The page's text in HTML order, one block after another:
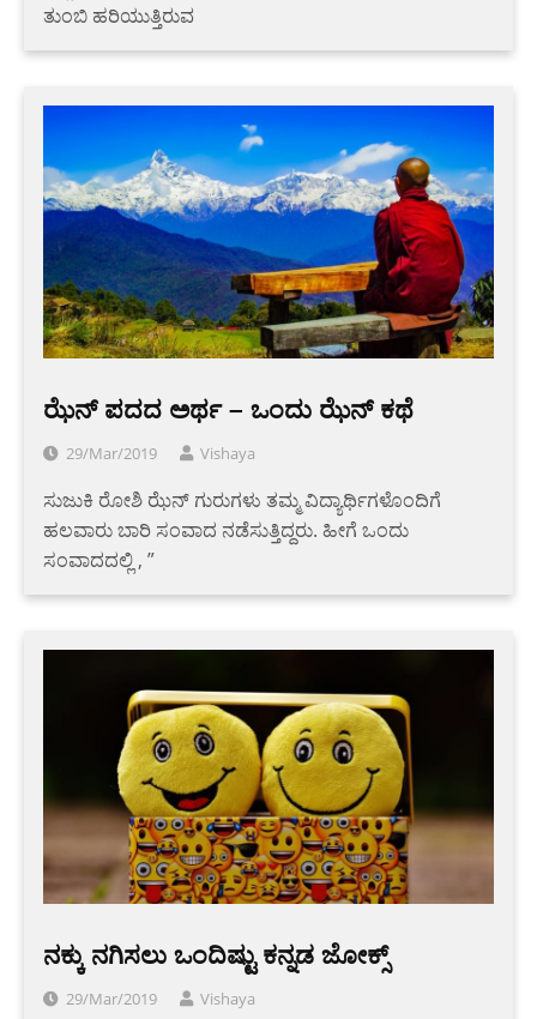
ತುಂಬಿ ಹರಿಯುತ್ತಿರುವ
ಝೆನ್ ಪದದ ಅರ್ಥ – ಒಂದು ಝೆನ್ ಕಥೆ
29/Mar/2019 Vishaya
ಸುಜುಕಿ ರೋಶಿ ಝೆನ್ ಗುರುಗಳು ತಮ್ಮ ವಿದ್ಯಾರ್ಥಿಗಳೊಂದಿಗೆ
ಹಲವಾರು ಬಾರಿ ಸಂವಾದ ನಡೆಸುತ್ತಿದ್ದರು. ಹೀಗೆ ಒಂದು
ಸಂವಾದದಲ್ಲಿ , ”
ನಕ್ಕು ನಗಿಸಲು ಒಂದಿಷ್ಟು ಕನ್ನಡ ಜೋಕ್ಸ್
29/Mar/2019 Vishaya